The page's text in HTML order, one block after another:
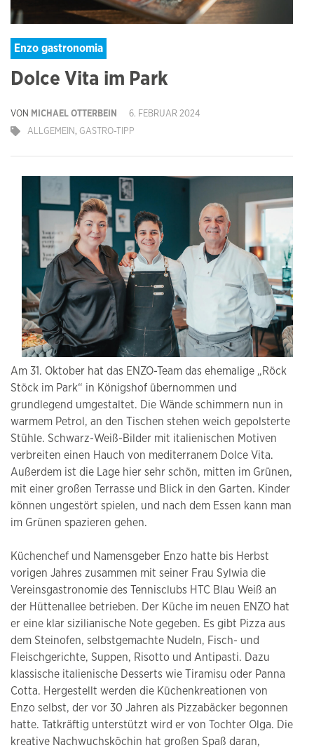
Enzo gastronomia
Dolce Vita im Park
VON MICHAEL OTTERBEIN
6. FEBRUAR 2024
ALLGEMEIN, GASTRO-TIPP
Am 31. Oktober hat das ENZO-Team das ehemalige „Röck
Stöck im Park“ in Königshof übernommen und
grundlegend umgestaltet. Die Wände schimmern nun in
warmem Petrol, an den Tischen stehen weich gepolsterte
Stühle. Schwarz-Weiß-Bilder mit italienischen Motiven
verbreiten einen Hauch von mediterranem Dolce Vita.
Außerdem ist die Lage hier sehr schön, mitten im Grünen,
mit einer großen Terrasse und Blick in den Garten. Kinder
können ungestört spielen, und nach dem Essen kann man
im Grünen spazieren gehen.
Küchenchef und Namensgeber Enzo hatte bis Herbst
vorigen Jahres zusammen mit seiner Frau Sylwia die
Vereinsgastronomie des Tennisclubs HTC Blau Weiß an
der Hüttenallee betrieben. Der Küche im neuen ENZO hat
er eine klar sizilianische Note gegeben. Es gibt Pizza aus
dem Steinofen, selbstgemachte Nudeln, Fisch- und
Fleischgerichte, Suppen, Risotto und Antipasti. Dazu
klassische italienische Desserts wie Tiramisu oder Panna
Cotta. Hergestellt werden die Küchenkreationen von
Enzo selbst, der vor 30 Jahren als Pizzabäcker begonnen
hatte. Tatkräftig unterstützt wird er von Tochter Olga. Die
kreative Nachwuchsköchin hat großen Spaß daran,